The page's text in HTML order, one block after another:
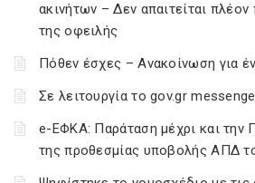
ακινήτων – Δεν απαιτείται
της οφειλής
Πόθεν έσχες – Ανακοίνωση για
Σε λειτουργία το gov.gr
e-ΕΦΚΑ: Παράταση μέχρι και την
της προθεσμίας υποβολής ΑΠΔ